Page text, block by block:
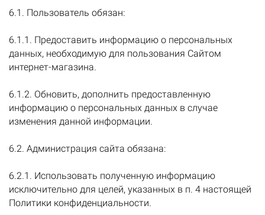
6.1. Пользователь обязан:
6.1.1. Предоставить информацию о персональных
данных, необходимую для пользования Сайтом
интернет-магазина.
6.1.2. Обновить, дополнить предоставленную
информацию о персональных данных в случае
изменения данной информации.
6.2. Администрация сайта обязана:
6.2.1. Использовать полученную информацию
исключительно для целей, указанных в п. 4 настоящей
Политики конфиденциальности.